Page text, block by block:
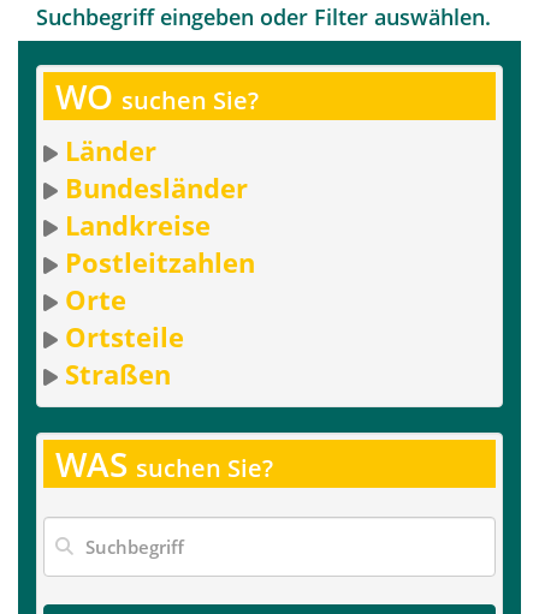
Suchbegriff eingeben oder Filter auswählen.
WO suchen Sie?
Länder
Bundesländer
Landkreise
Postleitzahlen
Orte
Ortsteile
Straßen
WAS suchen Sie?